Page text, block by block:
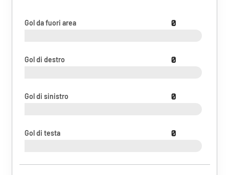
Gol da fuori area 0
Gol di destro 0
Gol di sinistro 0
Gol di testa 0